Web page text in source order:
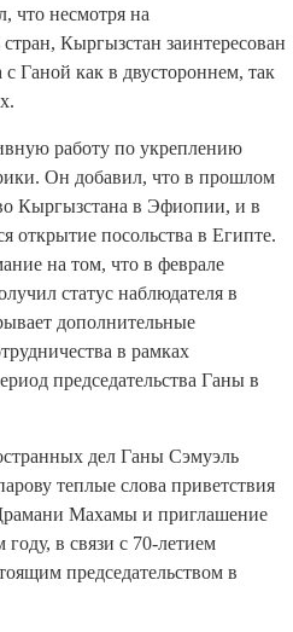
что несмотря на
Кыргызстан заинтересован
Ганой как в двустороннем, так
работу по укреплению
Он добавил, что в прошлом
Кыргызстана в Эфиопии, и в
открытие посольства в Египте.
на том, что в феврале
статус наблюдателя в
дополнительные
в рамках
председательства Ганы в
дел Ганы Сэмуэль
теплые слова приветствия
Махамы и приглашение
в связи с 70-летием
председательством в